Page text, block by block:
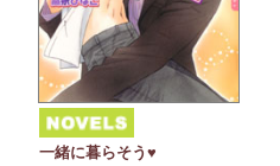
一緒に暮らそう♥